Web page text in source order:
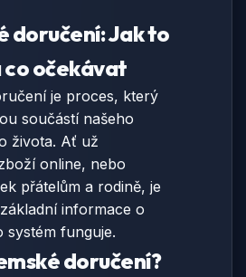
doručení: Jak to
co očekávat
je proces, který
součástí našeho
života. Ať už
online, nebo
přátelům a rodině, je
informace o
systém funguje.
doručení?